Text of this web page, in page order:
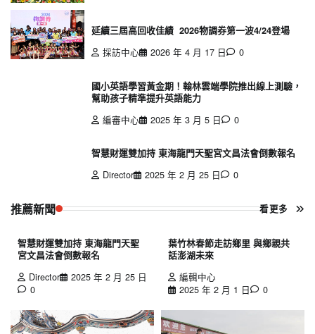
延續三屆高回收佳績 2026物調券第一波4/24登場
採訪中心
2026 年 4 月 17 日 0
國小英語學習黃金期！翰林雲端學院推出線上測驗，
幫助孩子精準提升英語能力
編審中心
2025 年 3 月 5 日 0
智慧財運雙加持 東海龍門天聖宮文昌法會倒數報名
Director
2025 年 2 月 25 日 0
推薦新聞 看更多
智慧財運雙加持 東海龍門天聖
宮文昌法會倒數報名
Director
2025 年 2 月 25 日
0
葉竹林春節走訪鄉里 與鄉親共
話澎湖未來
編輯中心
2025 年 2 月 1 日
0